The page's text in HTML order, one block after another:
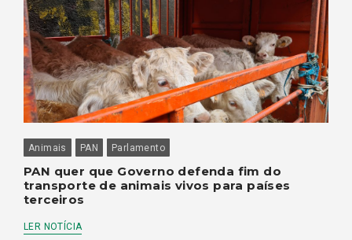
Animais PAN Parlamento
PAN quer que Governo defenda fim do
transporte de animais vivos para países
terceiros
LER NOTÍCIA